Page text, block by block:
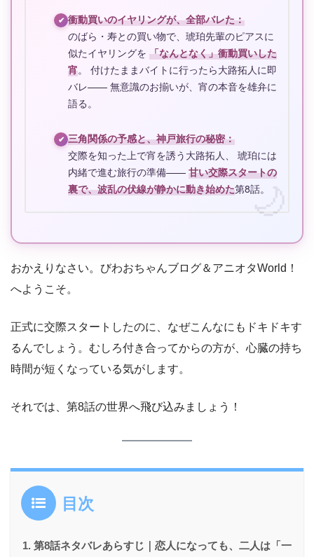
✔ 衝動買いのイヤリングが、全部バレた：
のばら・寿との買い物で、琥珀先輩のピアスに
似たイヤリングを 「なんとなく」衝動買いした
宵。 付けたままバイトに行ったら大路拓人に即
バレ—— 無意識のお揃いが、宵の本音を雄弁に
語る。
✔ 三角関係の予感と、神戸旅行の秘密：
交際を知った上で宵を誘う大路拓人、 琥珀には
内緒で進む旅行の準備—— 甘い交際スタートの
裏で、波乱の伏線が静かに動き始めた第8話。
おかえりなさい。びわおちゃんブログ＆アニオタWorld！
へようこそ。
正式に交際スタートしたのに、なぜこんなにもドキドキす
るんでしょう。むしろ付き合ってからの方が、心臓の持ち
時間が短くなっている気がします。
それでは、第8話の世界へ飛び込みましょう！
目次
第8話ネタバレあらすじ｜恋人になっても、二人は「一